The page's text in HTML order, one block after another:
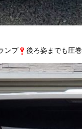
ンプ 後ろ姿までも圧巻